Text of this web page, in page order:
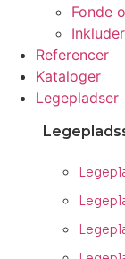
Fonde
Referencer
Kataloger
Legepladser